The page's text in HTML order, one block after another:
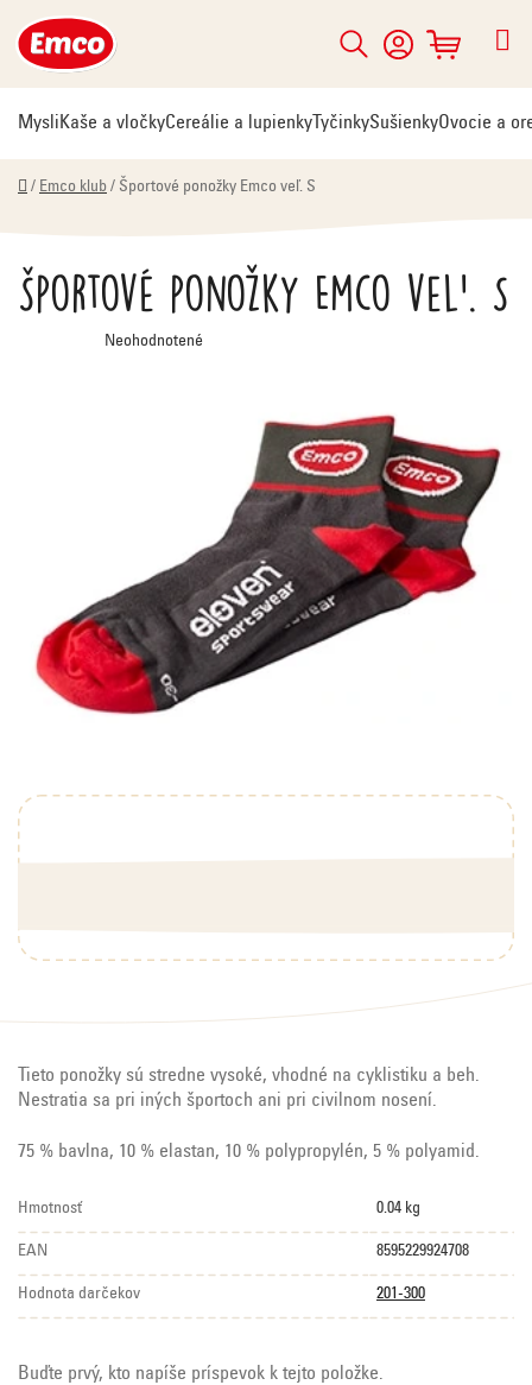
na
obsah
Hľadať
NÁKUPNÝ
KOŠÍK
MysliKaše a vločkyCereálie a lupienky TyčinkySušienkyOvocie a
Domov
/ Emco klub / Športové ponožky Emco veľ. S
Športové ponožky Emco veľ. S
Priemerné
hodnotenie
Neohodnotené
Tieto ponožky sú stredne vysoké, vhodné na cyklistiku a beh.
Nestratia sa pri iných športoch ani pri civilnom nosení.
75 % bavlna, 10 % elastan, 10 % polypropylén, 5 % polyamid.
Hmotnosť 0.04 kg
EAN 8595229924708
Hodnota darčekov 201-300
Buďte prvý, kto napíše príspevok k tejto položke.